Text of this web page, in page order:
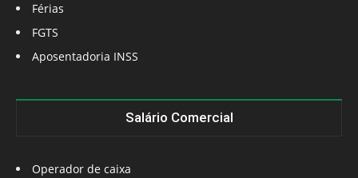
Férias
FGTS
Aposentadoria INSS
Salário Comercial
Operador de caixa